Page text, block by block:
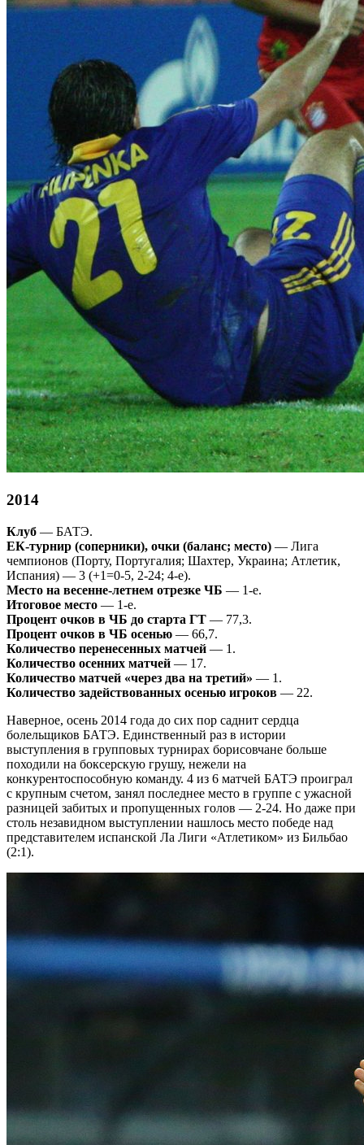
2014
Клуб — БАТЭ.
ЕК-турнир (соперники), очки (баланс; место) — Лига
чемпионов (Порту, Португалия; Шахтер, Украина; Атлетик,
Испания) — 3 (+1=0-5, 2-24; 4-е).
Место на весенне-летнем отрезке ЧБ — 1-е.
Итоговое место — 1-е.
Процент очков в ЧБ до старта ГТ — 77,3.
Процент очков в ЧБ осенью — 66,7.
Количество перенесенных матчей — 1.
Количество осенних матчей — 17.
Количество матчей «через два на третий» — 1.
Количество задействованных осенью игроков — 22.
Наверное, осень 2014 года до сих пор саднит сердца
болельщиков БАТЭ. Единственный раз в истории
выступления в групповых турнирах борисовчане больше
походили на боксерскую грушу, нежели на
конкурентоспособную команду. 4 из 6 матчей БАТЭ проиграл
с крупным счетом, занял последнее место в группе с ужасной
разницей забитых и пропущенных голов — 2-24. Но даже при
столь незавидном выступлении нашлось место победе над
представителем испанской Ла Лиги «Атлетиком» из Бильбао
(2:1).